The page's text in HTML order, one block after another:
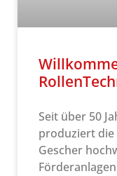
Seit über 50
produziert die
Gescher